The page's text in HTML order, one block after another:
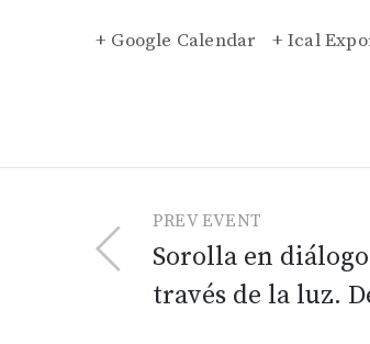
+ Google Calendar + Ical
PREV EVENT
Sorolla en
través de la luz.